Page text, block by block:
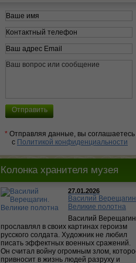
* Отправляя данные, вы соглашаетесь
с Политикой конфиденциальности
Колонка хранителя музея
27.01.2026
Василий
Великие полотна
Василий Верещагин
прославлял в своих картинах героизм
русского солдата. Художник не любил
писать эффектных военных сражений.
Он считал войну огромным злом,
привносит в жизнь людей разруху и